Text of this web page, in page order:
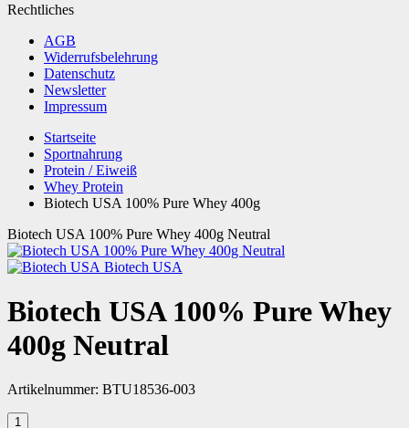
Rechtliches
AGB
Widerrufsbelehrung
Datenschutz
Newsletter
Impressum
Startseite
Sportnahrung
Protein / Eiweiß
Whey Protein
Biotech USA 100% Pure Whey 400g
Biotech USA 100% Pure Whey 400g Neutral
Biotech USA
Biotech USA 100% Pure Whey
400g Neutral
Artikelnummer: BTU18536-003